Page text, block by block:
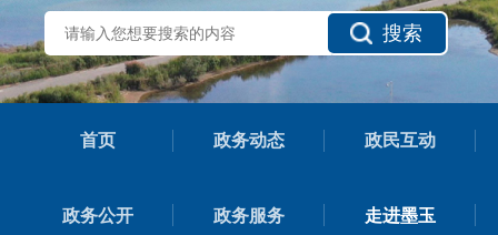
搜索
首页 政务动态 政民互动
政务公开 政务服务 走进墨玉